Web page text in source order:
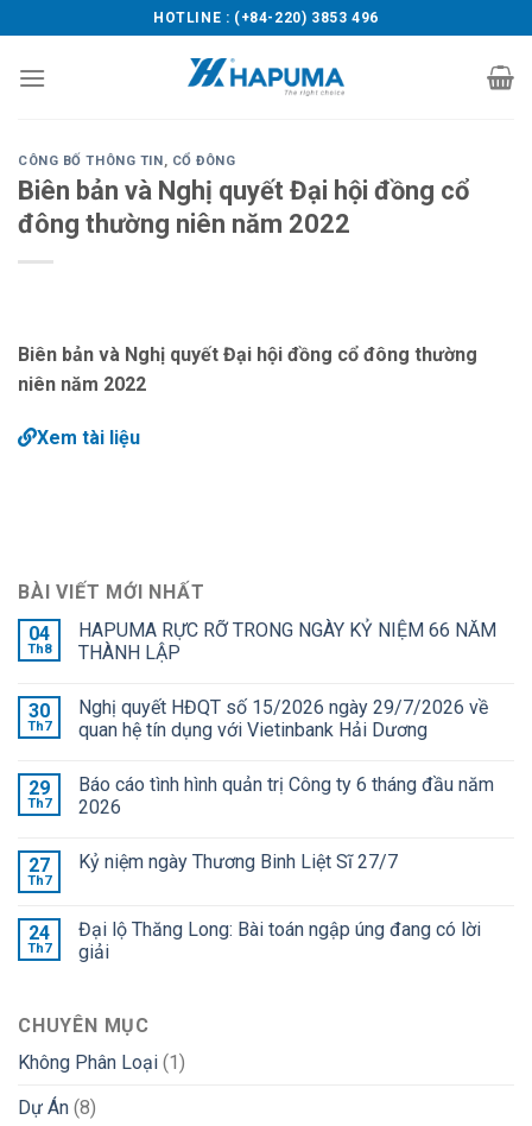
to
content
HOTLINE : (+84-220) 3853 496
CÔNG BỐ THÔNG TIN, CỔ ĐÔNG
Biên bản và Nghị quyết Đại hội đồng cổ
đông thường niên năm 2022
Biên bản và Nghị quyết Đại hội đồng cổ đông thường
niên năm 2022
Xem tài liệu
BÀI VIẾT MỚI NHẤT
04
Th8
HAPUMA RỰC RỠ TRONG NGÀY KỶ NIỆM 66 NĂM
THÀNH LẬP
30
Th7
Nghị quyết HĐQT số 15/2026 ngày 29/7/2026 về
quan hệ tín dụng với Vietinbank Hải Dương
29
Th7
Báo cáo tình hình quản trị Công ty 6 tháng đầu năm
2026
27
Th7
Kỷ niệm ngày Thương Binh Liệt Sĩ 27/7
24
Th7
Đại lộ Thăng Long: Bài toán ngập úng đang có lời
giải
CHUYÊN MỤC
Không Phân Loại (1)
Dự Án (8)